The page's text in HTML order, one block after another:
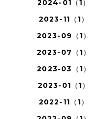
2024-01（1）
2023-11（1）
2023-09（1）
2023-07（1）
2023-03（1）
2023-01（1）
2022-11（1）